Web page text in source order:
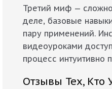
Третий миф —
деле, базовые
пару применений.
видеоуроками
процесс интуитивно
Отзывы Тех, Кто